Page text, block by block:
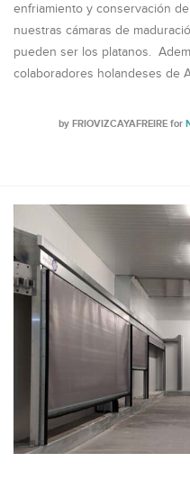
enfriamiento y conservación
nuestras cámaras de
pueden ser los platanos.
colaboradores holandeses de
by FRIOVIZCAYAFREIRE for